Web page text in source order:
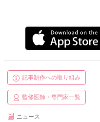
記事制作への取り組み
監修医師・専門家一覧
ニュース